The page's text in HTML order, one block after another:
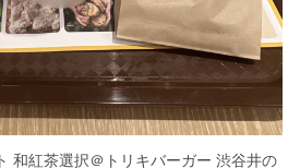
和紅茶選択＠トリキバーガー 渋谷井の